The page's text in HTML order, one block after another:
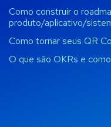
Como construir o
produto/aplicativo/
Como tornar seus QR
O que são OKRs e